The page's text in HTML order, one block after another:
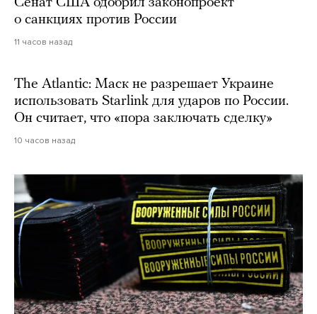
Сенат США одобрил законопроект
о санкциях против России
11 часов назад
The Atlantic: Маск не разрешает Украине
использовать Starlink для ударов по России.
Он считает, что «пора заключать сделку»
10 часов назад